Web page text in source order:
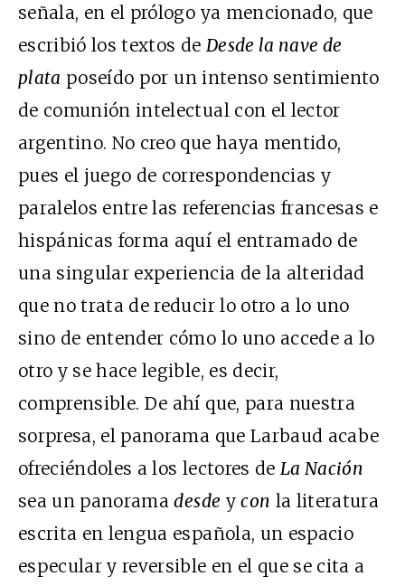
señala, en el prólogo ya mencionado, que
escribió los textos de Desde la nave de
plata poseído por un intenso sentimiento
de comunión intelectual con el lector
argentino. No creo que haya mentido,
pues el juego de correspondencias y
paralelos entre las referencias francesas e
hispánicas forma aquí el entramado de
una singular experiencia de la alteridad
que no trata de reducir lo otro a lo uno
sino de entender cómo lo uno accede a lo
otro y se hace legible, es decir,
comprensible. De ahí que, para nuestra
sorpresa, el panorama que Larbaud acabe
ofreciéndoles a los lectores de La Nación
sea un panoramadesde ycon la literatura
escrita en lengua española, un espacio
especular y reversible en el que se cita a